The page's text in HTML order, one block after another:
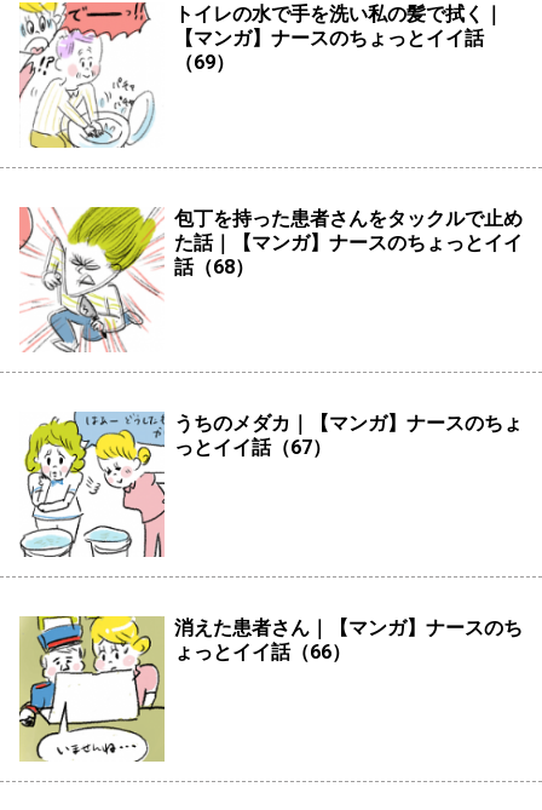
トイレの水で手を洗い私の髪で拭く｜
【マンガ】ナースのちょっとイイ話
（69）
包丁を持った患者さんをタックルで止め
た話｜【マンガ】ナースのちょっとイイ
話（68）
うちのメダカ｜【マンガ】ナースのちょ
っとイイ話（67）
消えた患者さん｜【マンガ】ナースのち
ょっとイイ話（66）